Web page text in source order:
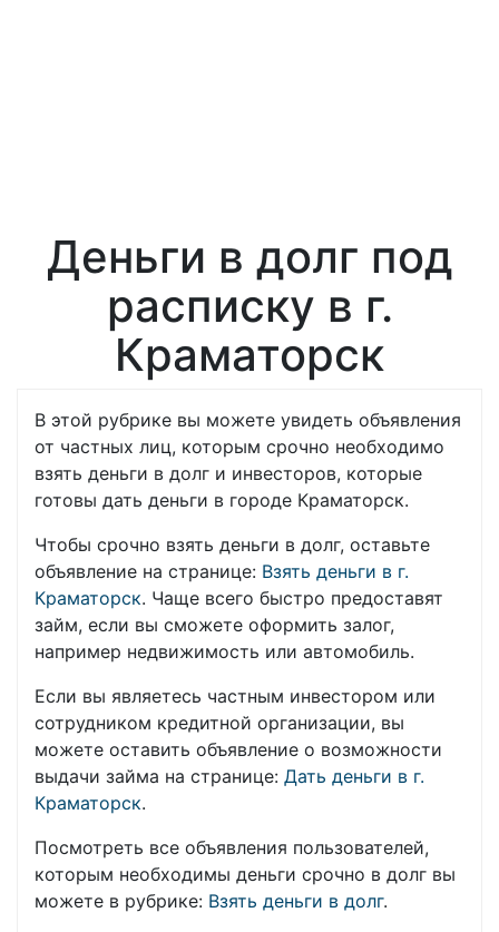
Деньги в долг под
расписку в г.
Краматорск
В этой рубрике вы можете увидеть объявления
от частных лиц, которым срочно необходимо
взять деньги в долг и инвесторов, которые
готовы дать деньги в городе Краматорск.
Чтобы срочно взять деньги в долг, оставьте
объявление на странице: Взять деньги в г.
Краматорск. Чаще всего быстро предоставят
займ, если вы сможете оформить залог,
например недвижимость или автомобиль.
Если вы являетесь частным инвестором или
сотрудником кредитной организации, вы
можете оставить объявление о возможности
выдачи займа на странице: Дать деньги в г.
Краматорск.
Посмотреть все объявления пользователей,
которым необходимы деньги срочно в долг вы
можете в рубрике: Взять деньги в долг.